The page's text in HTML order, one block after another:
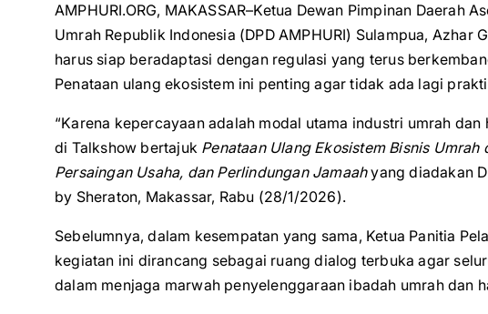
AMPHURI.ORG, MAKASSAR–Ketua Dewan Pimpinan Daerah
Umrah Republik Indonesia (DPD AMPHURI) Sulampua, Azhar
harus siap beradaptasi dengan regulasi yang terus
Penataan ulang ekosistem ini penting agar tidak ada lagi
“Karena kepercayaan adalah modal utama industri umrah
di Talkshow bertajuk Penataan Ulang Ekosistem Bisnis
Persaingan Usaha, dan Perlindungan Jamaahyang diadakan
by Sheraton, Makassar, Rabu (28/1/2026).
Sebelumnya, dalam kesempatan yang sama, Ketua Panitia
kegiatan ini dirancang sebagai ruang dialog terbuka agar
dalam menjaga marwah penyelenggaraan ibadah umrah dan